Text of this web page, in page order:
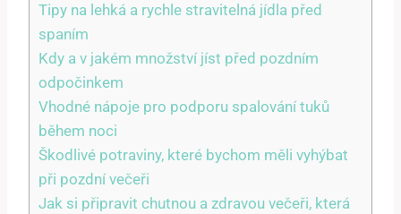
Tipy na lehká a rychle stravitelná jídla před
spaním
Kdy a v jakém množství jíst před pozdním
odpočinkem
Vhodné nápoje pro podporu spalování tuků
během noci
Škodlivé potraviny, které bychom měli vyhýbat
při pozdní večeři
Jak si připravit chutnou a zdravou večeři, která